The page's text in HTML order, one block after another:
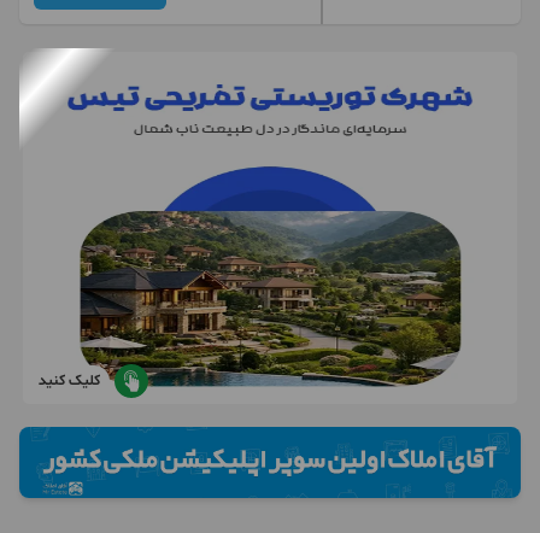
کلیک کنید